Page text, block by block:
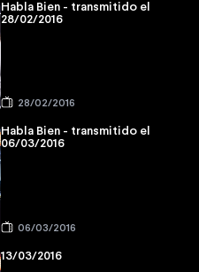
Habla Bien - transmitido el
28/02/2016
28/02/2016
Habla Bien - transmitido el
06/03/2016
06/03/2016
13/03/2016